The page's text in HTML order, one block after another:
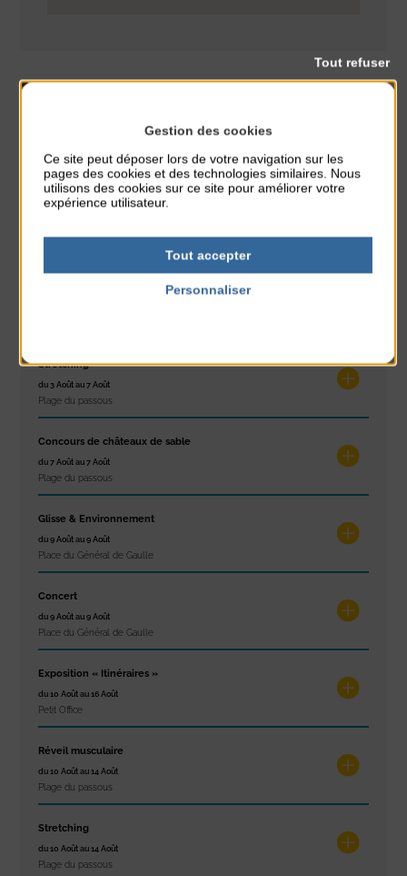
Exposition
PARTAGER CETTE INFO :
Stretching
du 3 Août au 7 Août
Plage du passous
Concours de châteaux de sable
du 7 Août au 7 Août
Plage du passous
Glisse & Environnement
du 9 Août au 9 Août
Place du Général de Gaulle
Concert
du 9 Août au 9 Août
Place du Général de Gaulle
Exposition « Itinéraires »
du 10 Août au 16 Août
Petit Office
Réveil musculaire
du 10 Août au 14 Août
Plage du passous
Stretching
du 10 Août au 14 Août
Plage du passous
Gestion des cookies
Ce site peut déposer lors de votre navigation sur les
pages des cookies et des technologies similaires. Nous
utilisons des cookies sur ce site pour améliorer votre
expérience utilisateur.
Tout accepter
Tout refuser
Personnaliser